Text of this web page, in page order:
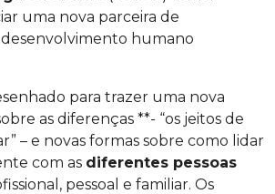
uma nova parceira de
humano
para trazer uma nova
as diferenças **- “os jeitos de
– e novas formas sobre como lidar
com as diferentes pessoas
pessoal e familiar. Os